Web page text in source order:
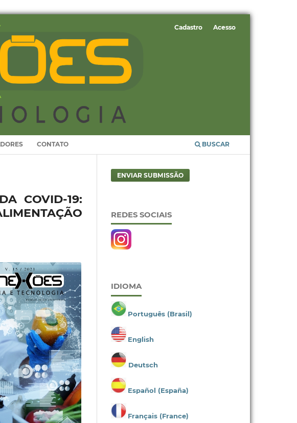
CONTATO BUSCAR
Cadastro Acesso
COVID-19:
ENVIAR SUBMISSÃO
REDES SOCIAIS
IDIOMA
Português (Brasil)
English
Deutsch
Español (España)
Français (France)